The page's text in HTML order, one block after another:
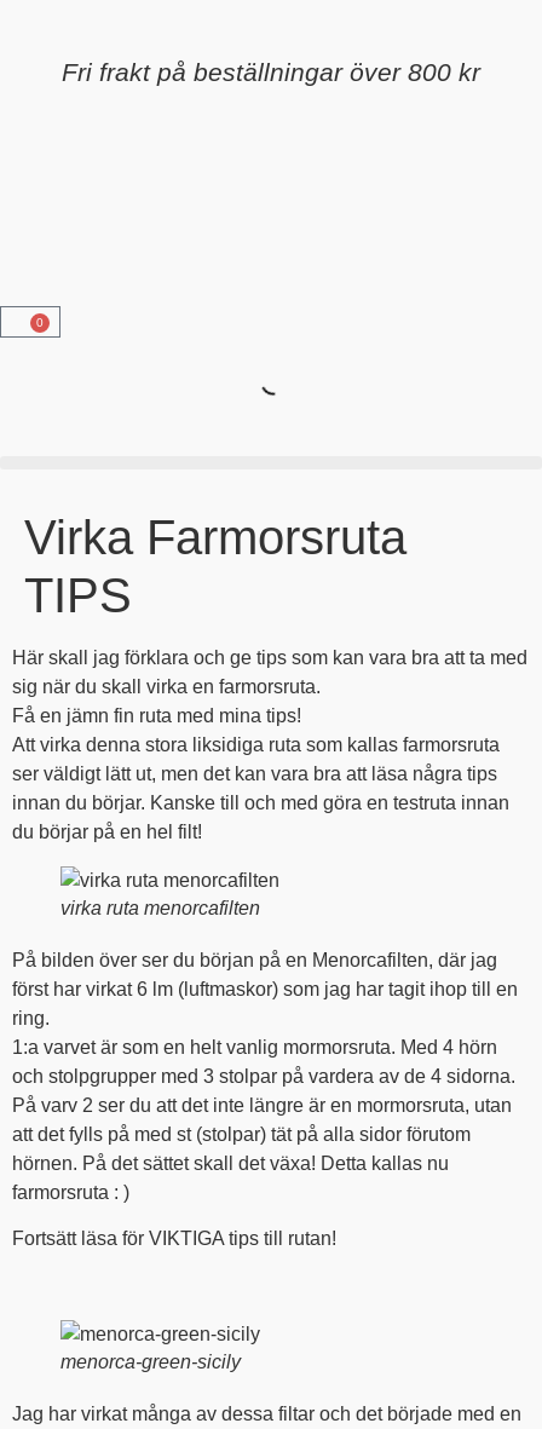
Fri frakt på beställningar över 800 kr
0
Virka Farmorsruta
TIPS
Här skall jag förklara och ge tips som kan vara bra att ta med
sig när du skall virka en farmorsruta.
Få en jämn fin ruta med mina tips!
Att virka denna stora liksidiga ruta som kallas farmorsruta
ser väldigt lätt ut, men det kan vara bra att läsa några tips
innan du börjar. Kanske till och med göra en testruta innan
du börjar på en hel filt!
virka ruta menorcafilten
På bilden över ser du början på en Menorcafilten, där jag
först har virkat 6 lm (luftmaskor) som jag har tagit ihop till en
ring.
1:a varvet är som en helt vanlig mormorsruta. Med 4 hörn
och stolpgrupper med 3 stolpar på vardera av de 4 sidorna.
På varv 2 ser du att det inte längre är en mormorsruta, utan
att det fylls på med st (stolpar) tät på alla sidor förutom
hörnen. På det sättet skall det växa! Detta kallas nu
farmorsruta : )
Fortsätt läsa för VIKTIGA tips till rutan!
menorca-green-sicily
Jag har virkat många av dessa filtar och det började med en